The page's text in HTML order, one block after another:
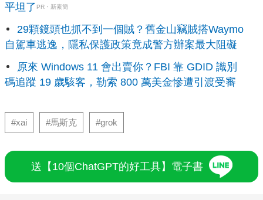
平坦了 PR・新素簡
29顆鏡頭也抓不到一個賊？舊金山竊賊搭Waymo
自駕車逃逸，隱私保護政策竟成警方辦案最大阻礙
原來 Windows 11 會出賣你？FBI 靠 GDID 識別
碼追蹤 19 歲駭客，勒索 800 萬美金慘遭引渡受審
#xai #馬斯克 #grok
送【10個ChatGPT的好工具】電子書